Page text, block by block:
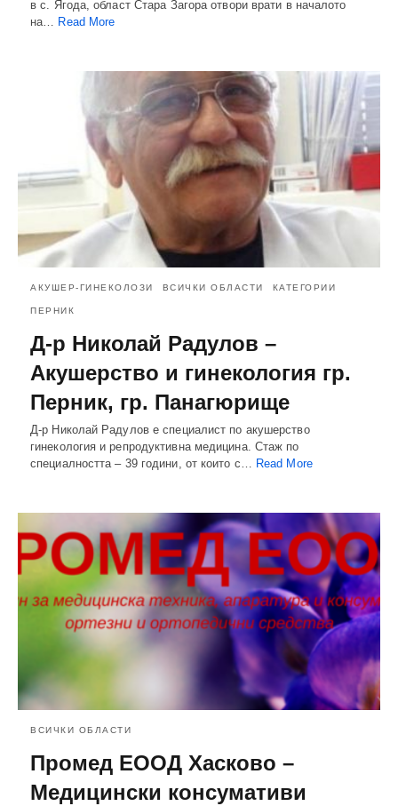
в с. Ягода, област Стара Загора отвори врати в началото
на… Read More
АКУШЕР-ГИНЕКОЛОЗИ ВСИЧКИ ОБЛАСТИ КАТЕГОРИИ
ПЕРНИК
Д-р Николай Радулов –
Акушерство и гинекология гр.
Перник, гр. Панагюрище
Д-р Николай Радулов е специалист по акушерство
гинекология и репродуктивна медицина. Стаж по
специалността – 39 години, от които с… Read More
ВСИЧКИ ОБЛАСТИ
Промед ЕООД Хасково –
Медицински консумативи